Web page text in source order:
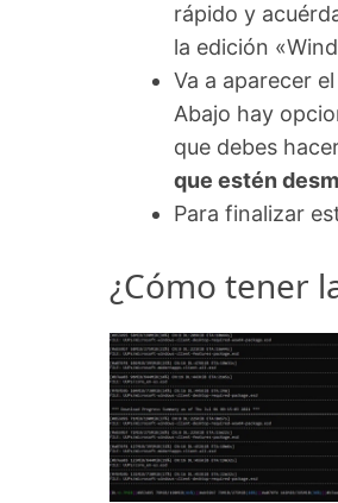
rápido y
la edición
Va a aparecer
Abajo hay
que debes
que estén
Para finalizar
¿Cómo tener